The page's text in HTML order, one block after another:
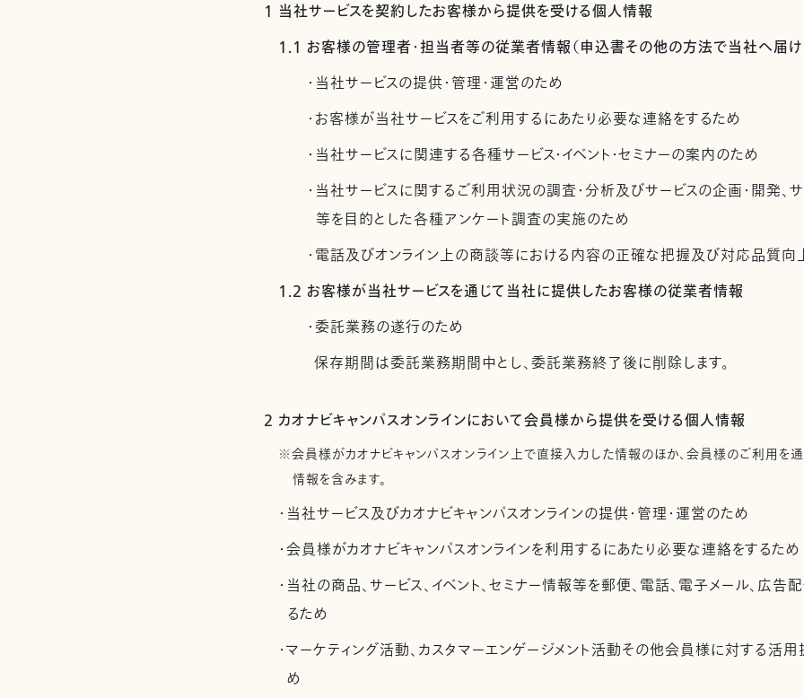
1 当社サービスを契約したお客様から提供を受ける個人情報
1.1 お客様の管理者・担当者等の従業者情報（申込書その他の方法で当社へ届け
・当社サービスの提供・管理・運営のため
・お客様が当社サービスをご利用するにあたり必要な連絡をするため
・当社サービスに関連する各種サービス・イベント・セミナーの案内のため
・当社サービスに関するご利用状況の調査・分析及びサービスの企画・開発、
等を目的とした各種アンケート調査の実施のため
・電話及びオンライン上の商談等における内容の正確な把握及び対応品質向
1.2 お客様が当社サービスを通じて当社に提供したお客様の従業者情報
・委託業務の遂行のため
保存期間は委託業務期間中とし、委託業務終了後に削除します。
2 カオナビキャンパスオンラインにおいて会員様から提供を受ける個人情報
※会員様がカオナビキャンパスオンライン上で直接入力した情報のほか、会員様のご利用を
情報を含みます。
・当社サービス及びカオナビキャンパスオンラインの提供・管理・運営のため
・会員様がカオナビキャンパスオンラインを利用するにあたり必要な連絡をするため
・当社の商品、サービス、イベント、セミナー情報等を郵便、電話、電子メール、広
るため
・マーケティング活動、カスタマーエンゲージメント活動その他会員様に対する活
め